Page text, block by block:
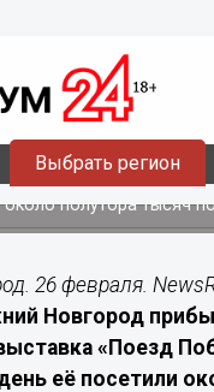
Выбрать регион
«Поезд Победы»
прибыл в город и за
полутора тысяч
26 февраля.
Новгород
«Поезд
её посетили